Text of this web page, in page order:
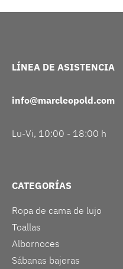
LÍNEA DE ASISTENCIA
info@marcleopold.com
Lu-Vi, 10:00 - 18:00 h
CATEGORÍAS
Ropa de cama de lujo
Toallas
Albornoces
Sábanas bajeras